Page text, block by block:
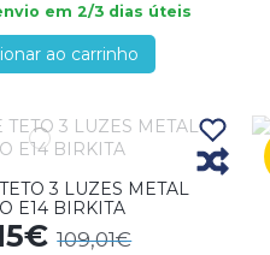
em 2/3 dias úteis
ao carrinho
3 LUZES METAL
E14 BIRKITA
109,01€